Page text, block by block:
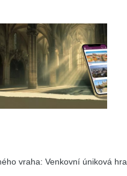
vraha: Venkovní úniková hra